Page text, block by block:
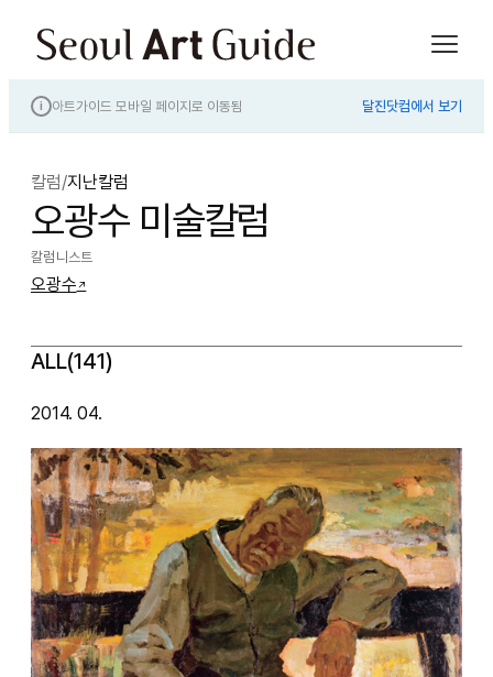
i 아트가이드 모바일 페이지로 이동됨 달진닷컴에서 보기
칼럼/지난칼럼
오광수 미술칼럼
칼럼니스트
오광수↗
ALL(141)
2014. 04.